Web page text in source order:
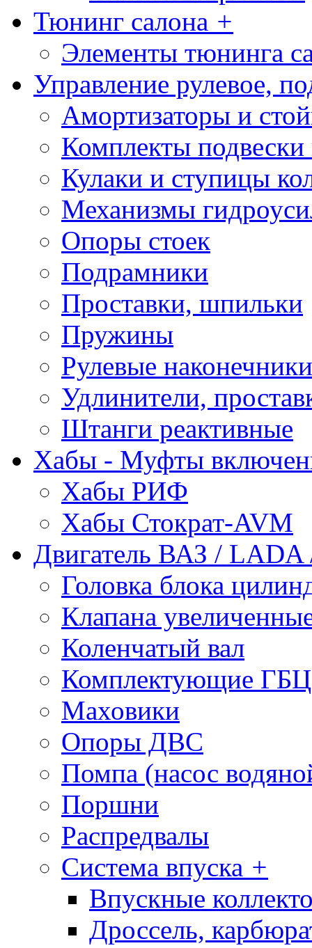
Тюнинг салона +
Элементы тюнинга
Управление рулевое,
Амортизаторы и
Комплекты подвески
Кулаки и ступицы
Механизмы
Опоры стоек
Подрамники
Проставки, шпильки
Пружины
Рулевые наконечники
Удлинители,
Штанги реактивные
Хабы - Муфты
Хабы РИФ
Хабы Стократ-AVM
Двигатель ВАЗ / LADA
Головка блока
Клапана
Коленчатый вал
Комплектующие ГБЦ
Маховики
Опоры ДВС
Помпа (насос
Поршни
Распредвалы
Система впуска +
Впускные
Дроссель,